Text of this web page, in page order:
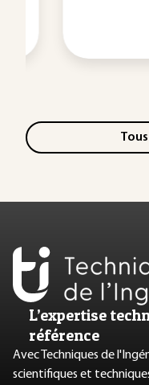
L’expertise
référence
Avec Techniques de
scientifiques et